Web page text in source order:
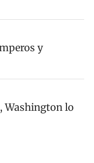
y
Washington lo